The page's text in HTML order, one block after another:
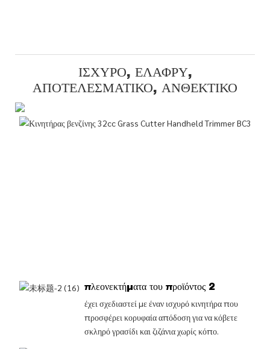
ΙΣΧΥΡΌ, ΕΛΑΦΡΎ,
ΑΠΟΤΕΛΕΣΜΑΤΙΚΌ, ΑΝΘΕΚΤΙΚΌ
πλεονεκτήματα του προϊόντος 2
έχει σχεδιαστεί με έναν ισχυρό κινητήρα που
προσφέρει κορυφαία απόδοση για να κόβετε
σκληρό γρασίδι και ζιζάνια χωρίς κόπο.